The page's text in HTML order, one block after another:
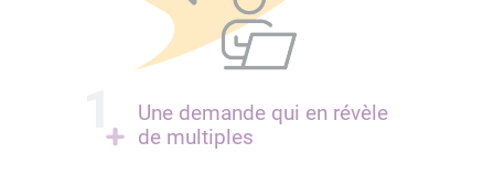
Une demande qui en révèle
de multiples